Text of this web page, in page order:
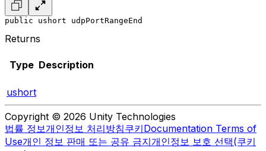
public ushort udpPortRangeEnd
Returns
Type Description
ushort
Copyright © 2026 Unity Technologies
법률 정보개인정보 처리방침쿠키Documentation Terms of
Use개인 정보 판매 또는 공유 금지개인정보 보호 선택(쿠키